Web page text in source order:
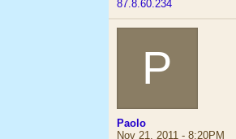
87.8.60.234
P
Paolo
Nov 21, 2011 - 8:20PM